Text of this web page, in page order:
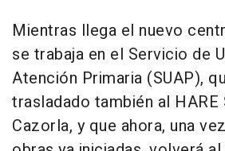
Mientras llega el nuevo
se trabaja en el Servicio de
Atención Primaria (SUAP),
trasladado también al HARE
Cazorla, y que ahora, una